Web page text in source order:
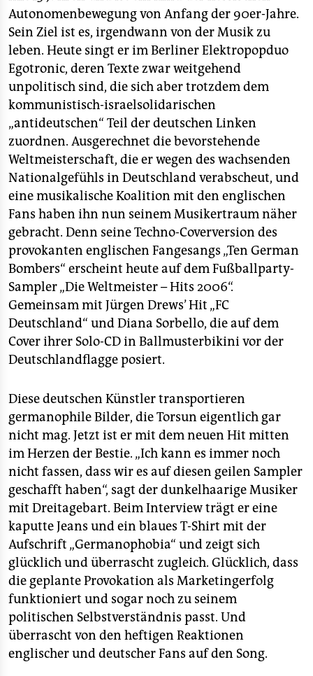
Autonomenbewegung von Anfang der 90er-Jahre.
Sein Ziel ist es, irgendwann von der Musik zu
leben. Heute singt er im Berliner Elektropopduo
Egotronic, deren Texte zwar weitgehend
unpolitisch sind, die sich aber trotzdem dem
kommunistisch-israelsolidarischen
„antideutschen“ Teil der deutschen Linken
zuordnen. Ausgerechnet die bevorstehende
Weltmeisterschaft, die er wegen des wachsenden
Nationalgefühls in Deutschland verabscheut, und
eine musikalische Koalition mit den englischen
Fans haben ihn nun seinem Musikertraum näher
gebracht. Denn seine Techno-Coverversion des
provokanten englischen Fangesangs „Ten German
Bombers“ erscheint heute auf dem Fußballparty-
Sampler „Die Weltmeister – Hits 2006“.
Gemeinsam mit Jürgen Drews’ Hit „FC
Deutschland“ und Diana Sorbello, die auf dem
Cover ihrer Solo-CD in Ballmusterbikini vor der
Deutschlandflagge posiert.
Diese deutschen Künstler transportieren
germanophile Bilder, die Torsun eigentlich gar
nicht mag. Jetzt ist er mit dem neuen Hit mitten
im Herzen der Bestie. „Ich kann es immer noch
nicht fassen, dass wir es auf diesen geilen Sampler
geschafft haben“, sagt der dunkelhaarige Musiker
mit Dreitagebart. Beim Interview trägt er eine
kaputte Jeans und ein blaues T-Shirt mit der
Aufschrift „Germanophobia“ und zeigt sich
glücklich und überrascht zugleich. Glücklich, dass
die geplante Provokation als Marketingerfolg
funktioniert und sogar noch zu seinem
politischen Selbstverständnis passt. Und
überrascht von den heftigen Reaktionen
englischer und deutscher Fans auf den Song.